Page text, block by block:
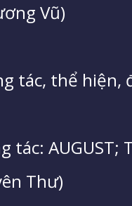
Vũ)
tác, thể hiện,
tác:
Thư)